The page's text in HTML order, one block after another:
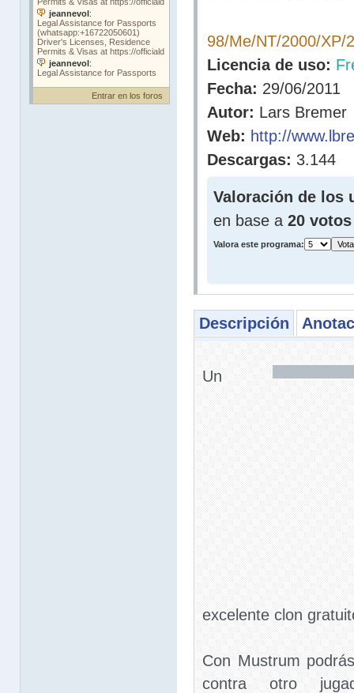
Entrar en los foros
98/Me/NT/2000/XP/
Licencia de uso:
Fecha: 29/06/2011
Autor: Lars Bremer
Web: http://
Descargas: 3.144
Valoración de los
en base a 20 votos
Valora este programa:
Descripción
Un
excelente clon
Con Mustrum
contra otro